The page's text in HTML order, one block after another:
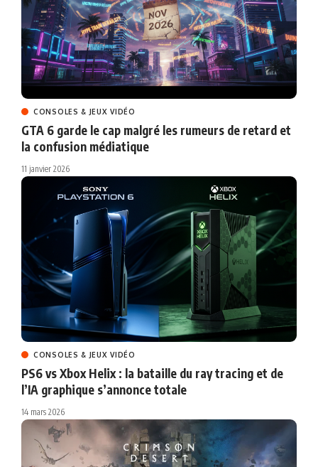
CONSOLES & JEUX VIDÉO
GTA 6 garde le cap malgré les rumeurs de retard et
la confusion médiatique
11 janvier 2026
CONSOLES & JEUX VIDÉO
PS6 vs Xbox Helix : la bataille du ray tracing et de
l’IA graphique s’annonce totale
14 mars 2026